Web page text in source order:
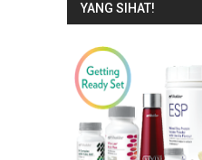
YANG SIHAT!